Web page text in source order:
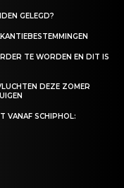
GELEGD?
TE WORDEN EN DIT IS
DEZE ZOMER
VANAF SCHIPHOL: